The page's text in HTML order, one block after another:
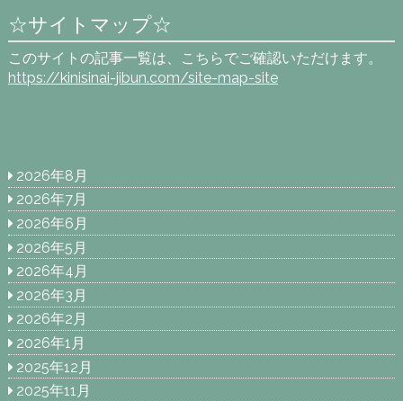
☆サイトマップ☆
このサイトの記事一覧は、こちらでご確認いただけます。
https://kinisinai-jibun.com/site-map-site
2026年8月
2026年7月
2026年6月
2026年5月
2026年4月
2026年3月
2026年2月
2026年1月
2025年12月
2025年11月